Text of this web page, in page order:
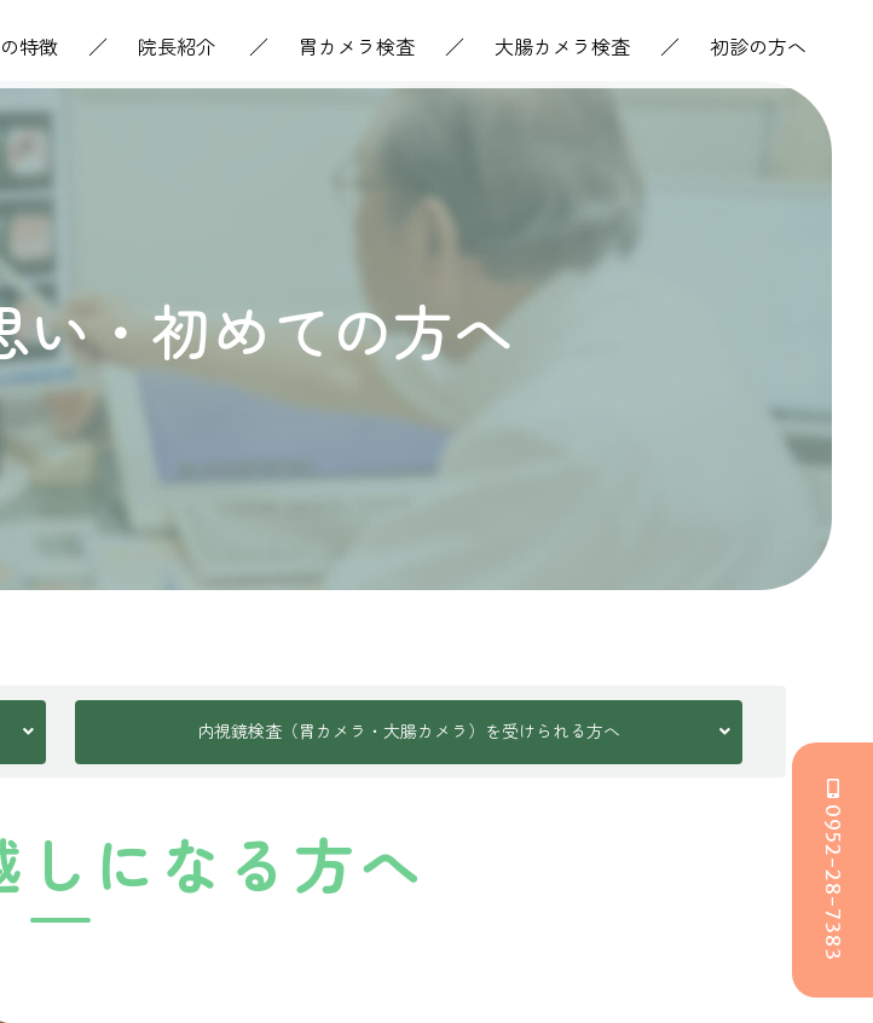
特徴 院長紹介 胃カメラ検査 大腸カメラ検査 初診の方へ
0952-28-7383
い・初めての方へ
内視鏡検査（胃カメラ・大腸カメラ）を受けられる方へ
しになる方へ